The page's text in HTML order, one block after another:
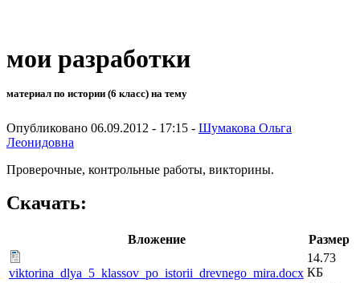
мои разработки
материал по истории (6 класс) на тему
Опубликовано 06.09.2012 - 17:15 - Шумакова Ольга
Леонидовна
Проверочные, контрольные работы, викторины.
Скачать:
Вложение Размер
viktorina_dlya_5_klassov_po_istorii_drevnego_mira.docx
14.73
КБ